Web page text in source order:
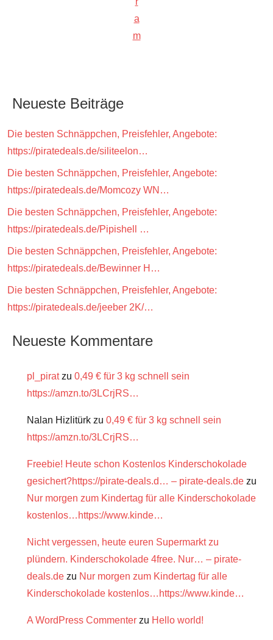
a
m
Neueste Beiträge
Die besten Schnäppchen, Preisfehler, Angebote:
https://piratedeals.de/siliteelon…
Die besten Schnäppchen, Preisfehler, Angebote:
https://piratedeals.de/Momcozy WN…
Die besten Schnäppchen, Preisfehler, Angebote:
https://piratedeals.de/Pipishell …
Die besten Schnäppchen, Preisfehler, Angebote:
https://piratedeals.de/Bewinner H…
Die besten Schnäppchen, Preisfehler, Angebote:
https://piratedeals.de/jeeber 2K/…
Neueste Kommentare
pl_piratzu 0,49 € für 3 kg schnell sein
https://amzn.to/3LCrjRS…
Nalan Hizlitürk zu 0,49 € für 3 kg schnell sein
https://amzn.to/3LCrjRS…
Freebie! Heute schon Kostenlos Kinderschokolade
gesichert?https://pirate-deals.d… – pirate-deals.de zu
Nur morgen zum Kindertag für alle Kinderschokolade
kostenlos…https://www.kinde…
Nicht vergessen, heute euren Supermarkt zu
plündern. Kinderschokolade 4free. Nur… – pirate-
deals.de zu Nur morgen zum Kindertag für alle
Kinderschokolade kostenlos…https://www.kinde…
A WordPress Commenter zu Hello world!